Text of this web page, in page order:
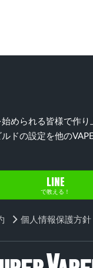
始められる皆様で作
ドの設定を他の
LINE
で教える！
個人情報保護方針